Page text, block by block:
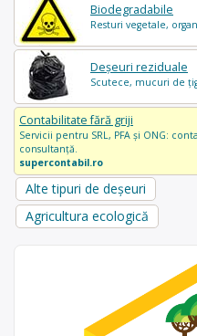
Biodegradabile
Resturi vegetale,
Deșeuri reziduale
Scutece, mucuri de
Contabilitate fără griji
Servicii pentru SRL, PFA și ONG:
consultanță.
supercontabil.ro
Alte tipuri de deșeuri
Agricultura ecologică